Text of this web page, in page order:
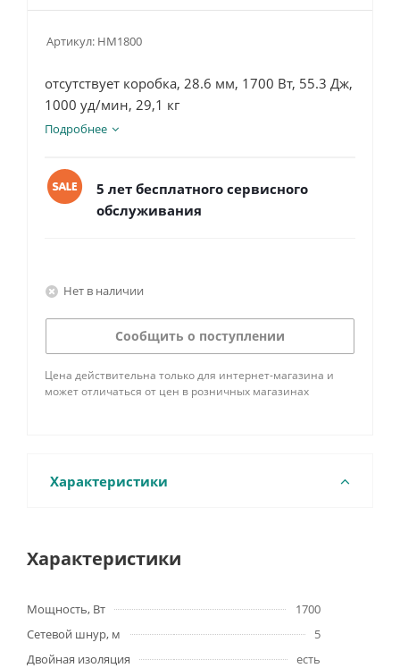
Артикул: HM1800
отсутствует коробка, 28.6 мм, 1700 Вт, 55.3 Дж,
1000 уд/мин, 29,1 кг
Подробнее
5 лет бесплатного сервисного
обслуживания
Нет в наличии
Сообщить о поступлении
Цена действительна только для интернет-магазина и
может отличаться от цен в розничных магазинах
Характеристики
Характеристики
Мощность, Вт
1700
Сетевой шнур, м
5
Двойная изоляция
есть